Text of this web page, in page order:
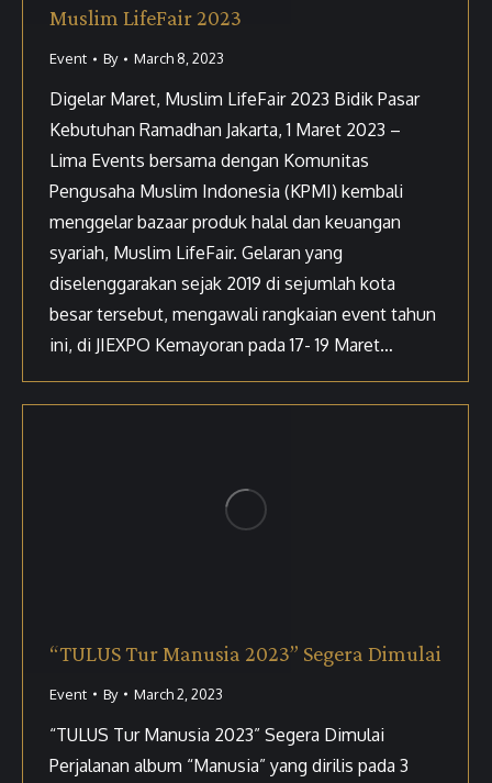
Muslim LifeFair 2023
Event By March 8, 2023
Digelar Maret, Muslim LifeFair 2023 Bidik Pasar
Kebutuhan Ramadhan Jakarta, 1 Maret 2023 –
Lima Events bersama dengan Komunitas
Pengusaha Muslim Indonesia (KPMI) kembali
menggelar bazaar produk halal dan keuangan
syariah, Muslim LifeFair. Gelaran yang
diselenggarakan sejak 2019 di sejumlah kota
besar tersebut, mengawali rangkaian event tahun
ini, di JIEXPO Kemayoran pada 17- 19 Maret…
“TULUS Tur Manusia 2023” Segera Dimulai
Event By March 2, 2023
“TULUS Tur Manusia 2023” Segera Dimulai
Perjalanan album “Manusia” yang dirilis pada 3